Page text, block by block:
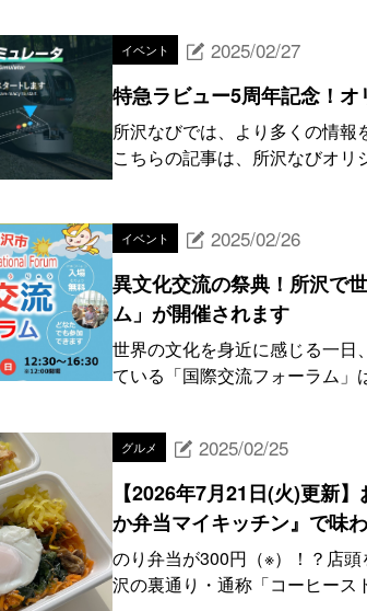
イベント 2025/02/27
特急ラビュー5周年記念！
所沢なびでは、より多くの情報
こちらの記事は、所沢なびオ
イベント 2025/02/26
異文化交流の祭典！所沢で
ム」が開催されます
世界の文化を身近に感じる一日
ている「国際交流フォーラム」
グルメ 2025/02/25
【2026年7月21日(火)更新
か弁当マイキッチン』で味
のり弁当が300円（※）！？店
沢の裏通り・通称「コーヒース